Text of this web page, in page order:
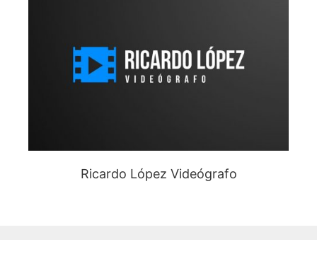
Ricardo López Videógrafo